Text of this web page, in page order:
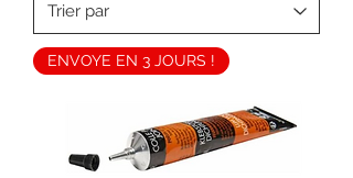
ENVOYE EN 3 JOURS !